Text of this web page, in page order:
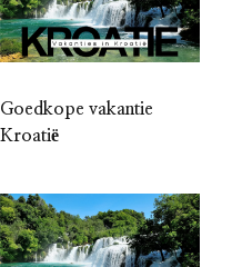
Goedkope vakantie
Kroatië